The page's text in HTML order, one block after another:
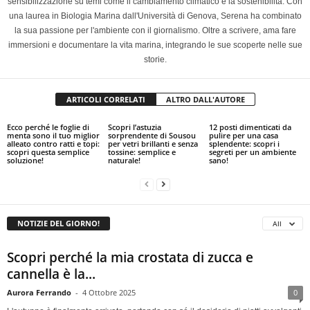
una laurea in Biologia Marina dall'Università di Genova, Serena ha combinato
la sua passione per l'ambiente con il giornalismo. Oltre a scrivere, ama fare
immersioni e documentare la vita marina, integrando le sue scoperte nelle sue
storie.
ARTICOLI CORRELATI ALTRO DALL'AUTORE
Ecco perché le foglie di
menta sono il tuo miglior
alleato contro ratti e topi:
scopri questa semplice
soluzione!
Scopri l’astuzia
sorprendente di Sousou
per vetri brillanti e senza
tossine: semplice e
naturale!
12 posti dimenticati da
pulire per una casa
splendente: scopri i
segreti per un ambiente
sano!
NOTIZIE DEL GIORNO! All
Scopri perché la mia crostata di zucca e
cannella è la...
Aurora Ferrando - 4 Ottobre 2025 0